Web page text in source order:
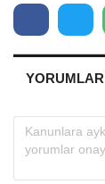
YORUMLAR